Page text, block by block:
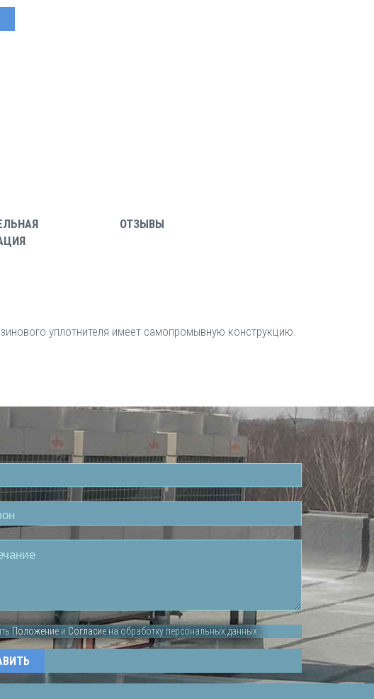
ОТЗЫВЫ
уплотнителя имеет самопромывную конструкцию.
Положение и Согласие на обработку персональных данных.